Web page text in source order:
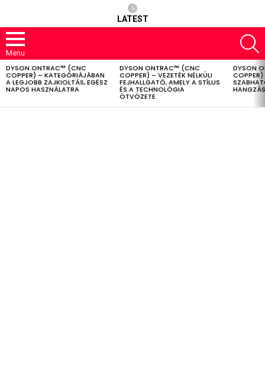
LATEST
Menu
LATEST
STORIES
DYSON ONTRAC™ (CNC
COPPER) – KATEGÓRIÁJÁBAN
A LEGJOBB ZAJKIOLTÁS, EGÉSZ
NAPOS HASZNÁLATRA
DYSON ONTRAC™ (CNC
COPPER) – VEZETÉK NÉLKÜLI
FEJHALLGATÓ, AMELY A STÍLUS
ÉS A TECHNOLÓGIA
ÖTVÖZETE
DYSON
COPPER)